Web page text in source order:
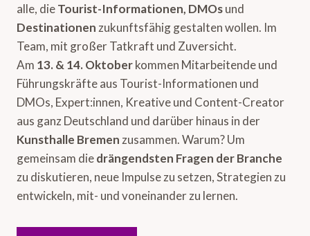
alle, dieTourist-Informationen, DMOsund
Destinationen zukunftsfähig gestalten wollen. Im
Team, mit großer Tatkraft und Zuversicht.
Am 13. & 14. Oktoberkommen Mitarbeitende und
Führungskräfte aus Tourist-Informationen und
DMOs, Expert:innen, Kreative und Content-Creator
aus ganz Deutschland und darüber hinaus in der
Kunsthalle Bremen zusammen. Warum? Um
gemeinsam diedrängendsten Fragen der Branche
zu diskutieren, neue Impulse zu setzen, Strategien zu
entwickeln, mit- und voneinander zu lernen.